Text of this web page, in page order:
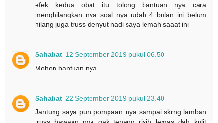
efek kedua obat itu tolong bantuan nya cara
menghilangkan nya soal nya udah 4 bulan ini belum
hilang juga truss denyut nadi saya lemah saaat ini
Sahabat 12 September 2019 pukul 06.50
Mohon bantuan nya
Sahabat 22 September 2019 pukul 23.40
Jantung saya pun pompaan nya sampai skrng lamban